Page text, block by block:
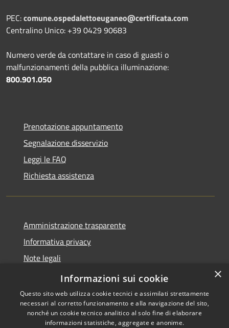
PEC:comune.ospedalettoeuganeo@certificata.com
Centralino Unico: +39 0429 90683
Numero verde da contattare in caso di guasti o
malfunzionamenti della pubblica illuminazione:
800.901.050
Prenotazione appuntamento
Segnalazione disservizio
Leggi le FAQ
Richiesta assistenza
Amministrazione trasparente
Informativa privacy
Note legali
Dichiarazione di accessibilità
Copyright © 2026 • Comune di
×
Informazioni sui cookie
Questo sito web utilizza cookie tecnici e assimilati strettamente
necessari al corretto funzionamento e alla navigazione del sito,
nonché un cookie tecnico analitico al solo fine di elaborare
informazioni statistiche, aggregate e anonime.